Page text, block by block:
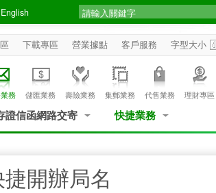
English
下載專區 營業據點 客戶服務 字型大小
務 儲匯業務 壽險業務 集郵業務 代售業務 理財專區
證信函網路交寄 快捷業務
開辦局名